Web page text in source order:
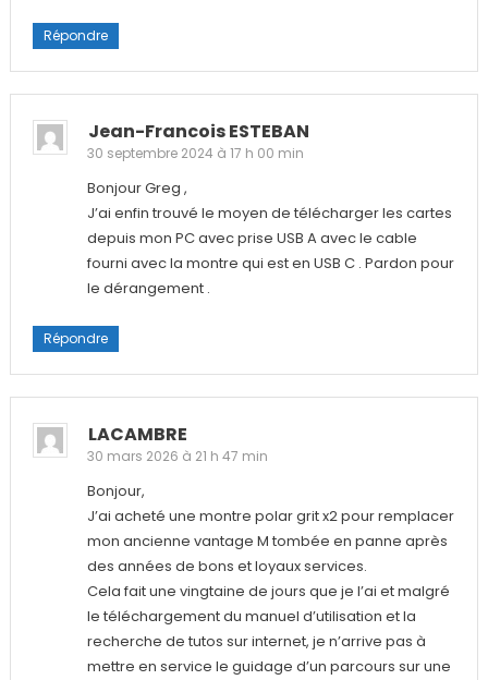
Répondre
Jean-Francois ESTEBAN
30 septembre 2024 à 17 h 00 min
Bonjour Greg ,
J’ai enfin trouvé le moyen de télécharger les cartes
depuis mon PC avec prise USB A avec le cable
fourni avec la montre qui est en USB C . Pardon pour
le dérangement .
Répondre
LACAMBRE
30 mars 2026 à 21 h 47 min
Bonjour,
J’ai acheté une montre polar grit x2 pour remplacer
mon ancienne vantage M tombée en panne après
des années de bons et loyaux services.
Cela fait une vingtaine de jours que je l’ai et malgré
le téléchargement du manuel d’utilisation et la
recherche de tutos sur internet, je n’arrive pas à
mettre en service le guidage d’un parcours sur une